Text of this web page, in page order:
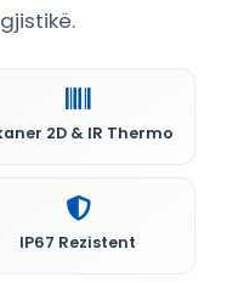
2D & IR Thermo
IP67 Rezistent